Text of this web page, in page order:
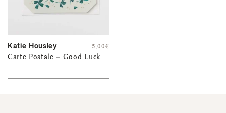
Katie Housley
Carte Postale – Good Luck
5,00€